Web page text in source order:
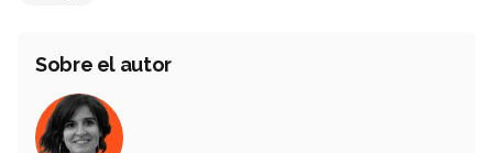
Sobre el autor